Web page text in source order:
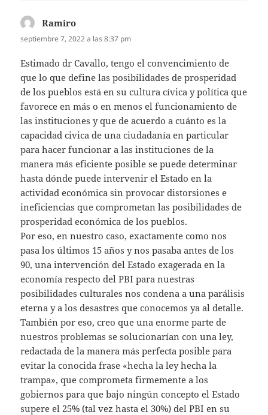
Ramiro
septiembre 7, 2022 a las 8:37 pm
Estimado dr Cavallo, tengo el convencimiento de
que lo que define las posibilidades de prosperidad
de los pueblos está en su cultura cívica y política que
favorece en más o en menos el funcionamiento de
las instituciones y que de acuerdo a cuánto es la
capacidad civica de una ciudadanía en particular
para hacer funcionar a las instituciones de la
manera más eficiente posible se puede determinar
hasta dónde puede intervenir el Estado en la
actividad económica sin provocar distorsiones e
ineficiencias que comprometan las posibilidades de
prosperidad económica de los pueblos.
Por eso, en nuestro caso, exactamente como nos
pasa los últimos 15 años y nos pasaba antes de los
90, una intervención del Estado exagerada en la
economía respecto del PBI para nuestras
posibilidades culturales nos condena a una parálisis
eterna y a los desastres que conocemos ya al detalle.
También por eso, creo que una enorme parte de
nuestros problemas se solucionarían con una ley,
redactada de la manera más perfecta posible para
evitar la conocida frase «hecha la ley hecha la
trampa», que comprometa firmemente a los
gobiernos para que bajo ningún concepto el Estado
supere el 25% (tal vez hasta el 30%) del PBI en su